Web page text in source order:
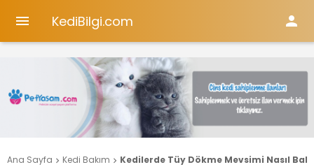
 KediBilgi.com 
Ana Sayfa  Kedi Bakım  Kedilerde Tüy Dökme Mevsimi Nasıl